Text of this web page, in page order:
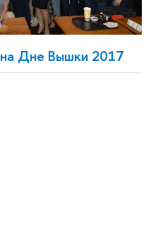
Дне Вышки 2017